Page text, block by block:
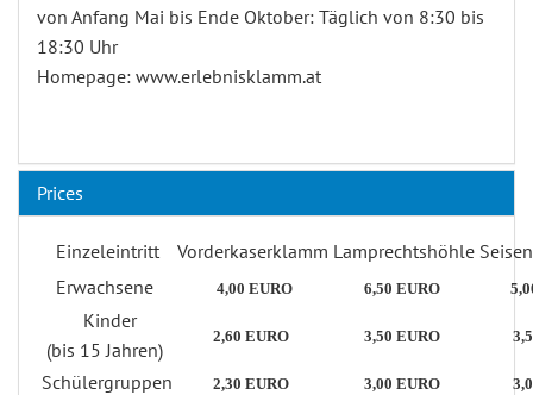
von Anfang Mai bis Ende Oktober: Täglich von 8:30 bis
18:30 Uhr
Homepage: www.erlebnisklamm.at
Prices
Einzeleintritt Vorderkaserklamm Lamprechtshöhle
Erwachsene
4,00 EURO 6,50 EURO
Kinder
(bis 15 Jahren)
2,60 EURO 3,50 EURO
Schülergruppen 2,30 EURO 3,00 EURO